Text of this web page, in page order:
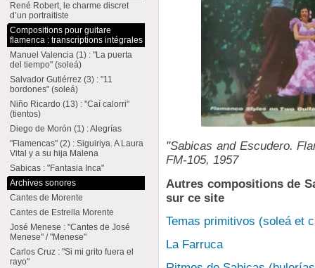
"Sabicas and Escudero.
FM-105, 1957
Autres compositions de
sur ce site
Temas primitivos (soleá et
La Farruca
René Robert, le charme discret
d’un portraitiste
Compositions pour guitare
flamenca : transcriptions intégrales
Manuel Valencia (1) : "La puerta
del tiempo" (soleá)
Salvador Gutiérrez (3) : "11
bordones" (soleá)
Niño Ricardo (13) : "Caí calorri"
(tientos)
Diego de Morón (1) : Alegrías
"Flamencas" (2) : Siguiriya. A Laura
Vital y a su hija Malena
Sabicas : "Fantasia Inca"
Archives sonores
Cantes de Morente
Cantes de Estrella Morente
José Menese : "Cantes de José
Menese" / "Menese"
Carlos Cruz : "Si mi grito fuera el
rayo"